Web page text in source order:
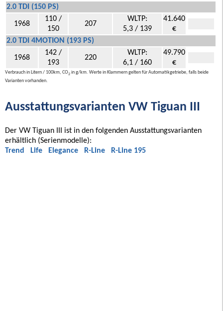
2.0 TDI (150 PS)
1968
110 /
150
207
WLTP:
5,3 / 139
41.640
€
2.0 TDI 4MOTION (193 PS)
1968
142 /
193
220
WLTP:
6,1 / 160
49.790
€
Verbrauch in Litern / 100km, CO2 in g/km. Werte in Klammern gelten für Automatikgetriebe, falls beide
Varianten vorhanden.
Ausstattungsvarianten VW Tiguan III
Der VW Tiguan III ist in den folgenden Ausstattungsvarianten
erhältlich (Serienmodelle):
Trend
Life Elegance R-Line R-Line 195